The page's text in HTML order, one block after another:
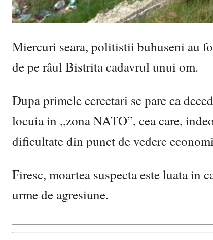
Miercuri seara, politistii buhuseni au
de pe râul Bistrita cadavrul unui om.
Dupa primele cercetari se pare ca
locuia in ,,zona NATO”, cea care,
dificultate din punct de vedere
Firesc, moartea suspecta este luata in
urme de agresiune.